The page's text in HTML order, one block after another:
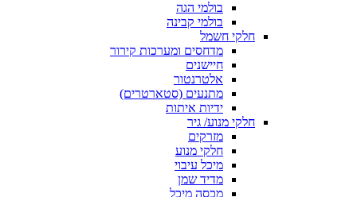
בולמי הגה
בולמי קבינה
חלקי חשמל
מדחסים ומערכות קירור
חיישנים
אלטרנטור
מתנעים (סטארטרים)
ידיות איתות
חלקי מנוע/ גיר
מזרקים
חלקי מנוע
מיכל עיבוי
מדיד שמן
מכסה מיכל